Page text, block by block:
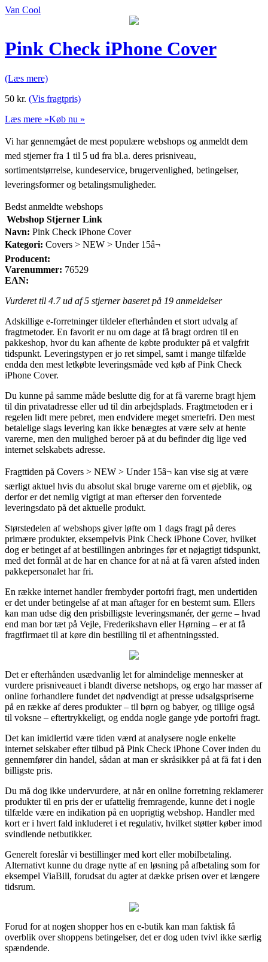
Van Cool
Pink Check iPhone Cover
(Læs mere)
50 kr. (Vis fragtpris)
Læs mere »Køb nu »
Vi har gennemgået de mest populære webshops og anmeldt dem
med stjerner fra 1 til 5 ud fra bl.a. deres prisniveau,
sortimentstørrelse, kundeservice, brugervenlighed, betingelser,
leveringsformer og betalingsmuligheder.
Bedst anmeldte webshops
Webshop Stjerner Link
Navn: Pink Check iPhone Cover
Kategori: Covers > NEW > Under 15â¬
Producent:
Varenummer: 76529
EAN:
Vurderet til 4.7ud af 5 stjerner baseret på 19 anmeldelser
Adskillige e-forretninger tildeler efterhånden et stort udvalg af
fragtmetoder. En favorit er nu om dage at få bragt ordren til en
pakkeshop, hvor du kan afhente de købte produkter på et valgfrit
tidspunkt. Leveringstypen er jo ret simpel, samt i mange tilfælde
endda den mest letkøbte leveringsmåde ved køb af Pink Check
iPhone Cover.
Du kunne på samme måde beslutte dig for at få varerne bragt hjem
til din privatadresse eller ud til din arbejdsplads. Fragtmetoden er i
regelen lidt mere pebret, men endvidere meget smertefri. Den mest
betalelige slags levering kan ikke benægtes at være selv at hente
varerne, men den mulighed beroer på at du befinder dig lige ved
internet selskabets adresse.
Fragttiden på Covers > NEW > Under 15â¬ kan vise sig at være
særligt aktuel hvis du absolut skal bruge varerne om et øjeblik, og
derfor er det nemlig vigtigt at man efterser den forventede
leveringsdato på det aktuelle produkt.
Størstedelen af webshops giver løfte om 1 dags fragt på deres
primære produkter, eksempelvis Pink Check iPhone Cover, hvilket
dog er betinget af at bestillingen anbringes før et nøjagtigt tidspunkt,
med det formål at de har en chance for at nå at få varen afsted inden
pakkepersonalet har fri.
En række internet handler frembyder portofri fragt, men undertiden
er det under betingelse af at man aftager for en bestemt sum. Ellers
kan man udse dig den prisbilligste leveringsmanér, der gerne – hvad
end man bor tæt på Vejle, Frederikshavn eller Hørning – er at få
fragtfirmaet til at køre din bestilling til et afhentningssted.
Det er efterhånden usædvanlig let for almindelige mennesker at
vurdere prisniveauet i blandt diverse netshops, og ergo har masser af
online forhandlere fundet det nødvendigt at presse udsalgspriserne
på en række af deres produkter – til børn og babyer, og tillige også
til voksne – eftertrykkeligt, og endda nogle gange yde portofri fragt.
Det kan imidlertid være tiden værd at analysere nogle enkelte
internet selskaber efter tilbud på Pink Check iPhone Cover inden du
gennemfører din handel, sådan at man er skråsikker på at få fat i den
billigste pris.
Du må dog ikke undervurdere, at når en online forretning reklamerer
produkter til en pris der er ufattelig fremragende, kunne det i nogle
tilfælde være en indikation på en uoprigtig webshop. Handler med
kort er i hvert fald inkluderet i et regulativ, hvilket støtter køber imod
svindlende netbutikker.
Generelt foreslår vi bestillinger med kort eller mobilbetaling.
Alternativt kunne du drage nytte af en løsning på afbetaling som for
eksempel ViaBill, forudsat du agter at dække prisen over et længere
tidsrum.
Forud for at nogen shopper hos en e-butik kan man faktisk få
overblik over shoppens betingelser, det er dog uden tvivl ikke særlig
spændende.